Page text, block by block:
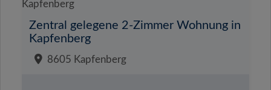
Zentral gelegene 2-Zimmer Wohnung in
Kapfenberg
8605 Kapfenberg